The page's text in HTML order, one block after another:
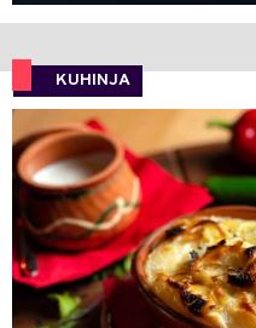
KUHINJA